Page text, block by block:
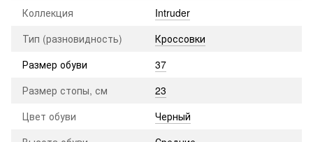
Коллекция
Intruder
Тип (разновидность)
Кроссовки
Размер обуви
37
Размер стопы, см
23
Цвет обуви
Черный